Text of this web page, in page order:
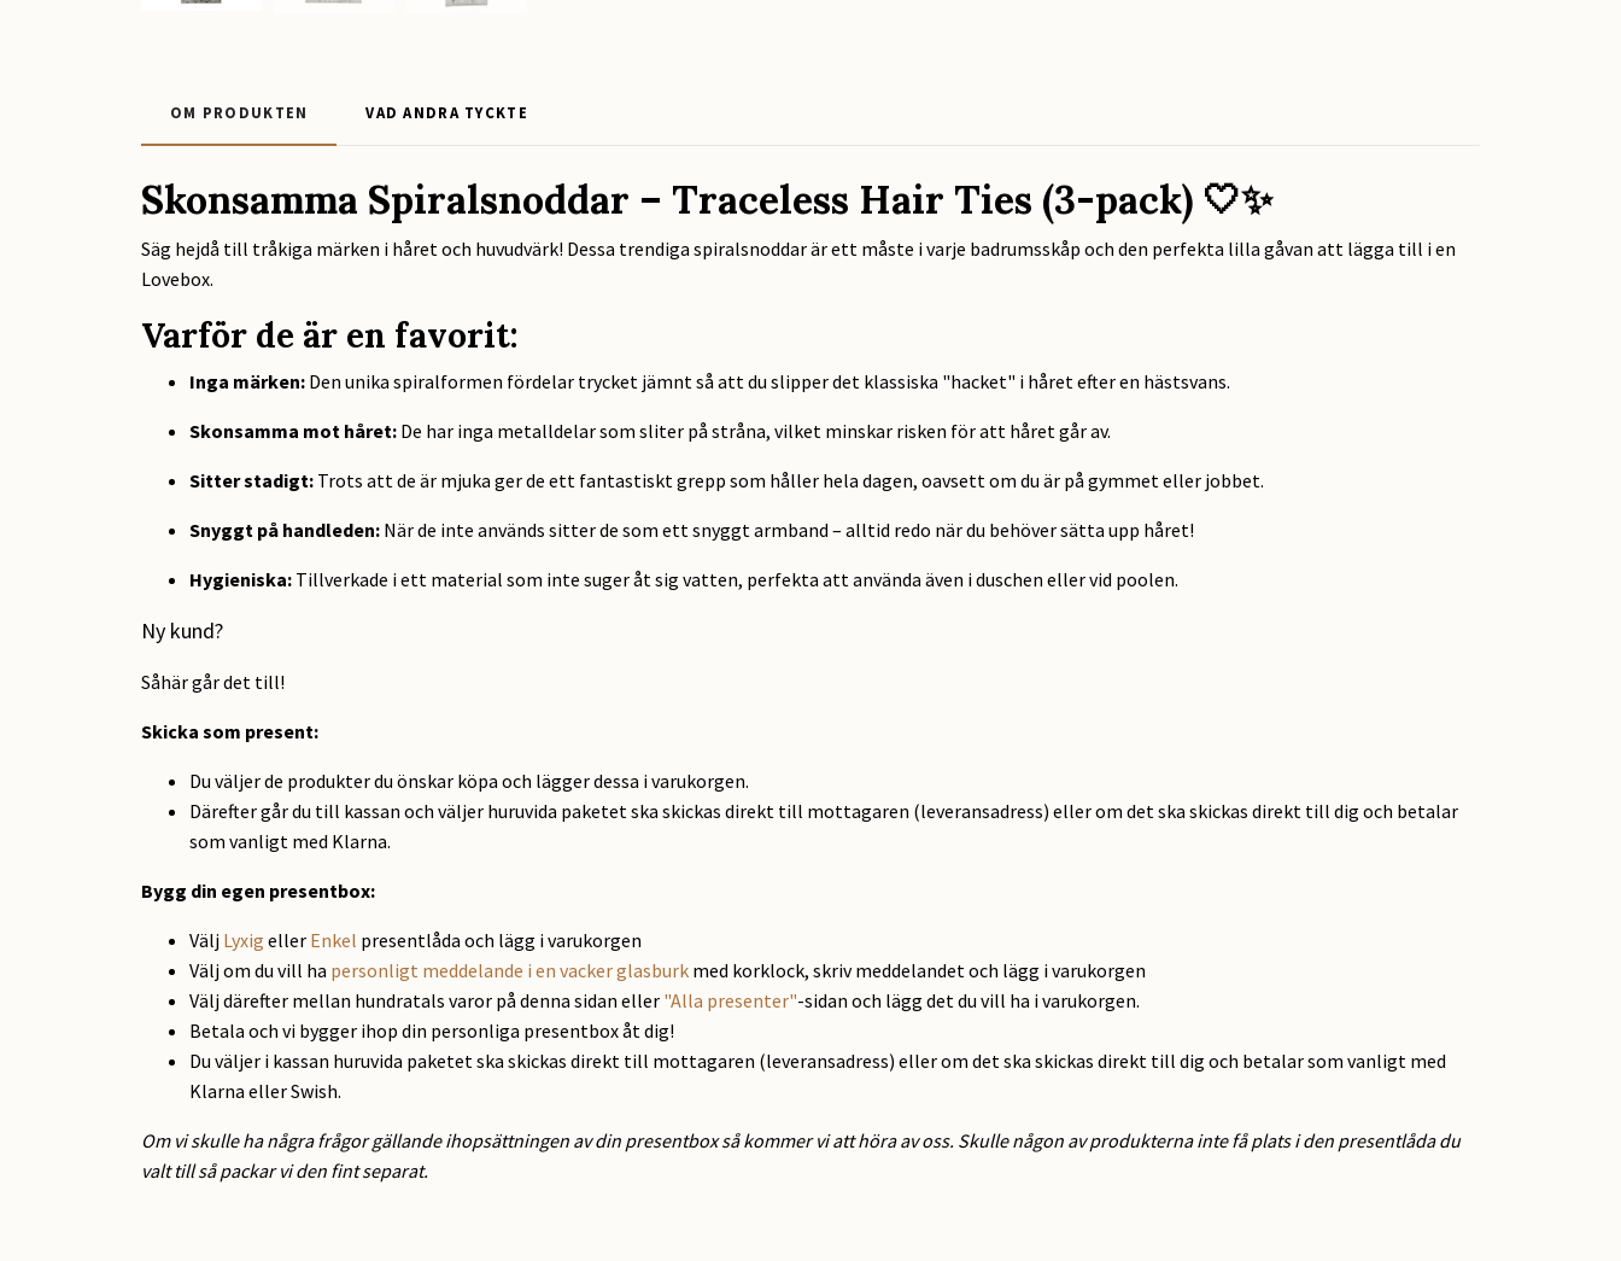
OM PRODUKTEN VAD ANDRA TYCKTE
Skonsamma Spiralsnoddar – Traceless Hair Ties (3-pack) 🤍✨
Säg hejdå till tråkiga märken i håret och huvudvärk! Dessa trendiga spiralsnoddar är ett måste i varje badrumsskåp och den perfekta lilla gåvan att lägga till i en
Lovebox.
Varför de är en favorit:
Inga märken: Den unika spiralformen fördelar trycket jämnt så att du slipper det klassiska "hacket" i håret efter en hästsvans.
Skonsamma mot håret: De har inga metalldelar som sliter på stråna, vilket minskar risken för att håret går av.
Sitter stadigt: Trots att de är mjuka ger de ett fantastiskt grepp som håller hela dagen, oavsett om du är på gymmet eller jobbet.
Snyggt på handleden: När de inte används sitter de som ett snyggt armband – alltid redo när du behöver sätta upp håret!
Hygieniska: Tillverkade i ett material som inte suger åt sig vatten, perfekta att använda även i duschen eller vid poolen.
Ny kund?
Såhär går det till!
Skicka som present:
Du väljer de produkter du önskar köpa och lägger dessa i varukorgen.
Därefter går du till kassan och väljer huruvida paketet ska skickas direkt till mottagaren (leveransadress) eller om det ska skickas direkt till dig och betalar
som vanligt med Klarna.
Bygg din egen presentbox:
Välj Lyxig eller Enkel presentlåda och lägg i varukorgen
Välj om du vill ha personligt meddelande i en vacker glasburk med korklock, skriv meddelandet och lägg i varukorgen
Välj därefter mellan hundratals varor på denna sidan eller "Alla presenter"-sidan och lägg det du vill ha i varukorgen.
Betala och vi bygger ihop din personliga presentbox åt dig!
Du väljer i kassan huruvida paketet ska skickas direkt till mottagaren (leveransadress) eller om det ska skickas direkt till dig och betalar som vanligt med
Klarna eller Swish.
Om vi skulle ha några frågor gällande ihopsättningen av din presentbox så kommer vi att höra av oss. Skulle någon av produkterna inte få plats i den presentlåda du
valt till så packar vi den fint separat.